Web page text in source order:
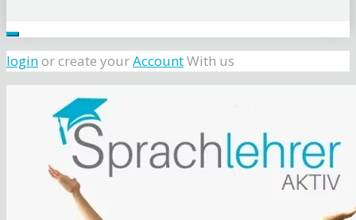
loginor create yourAccountWith us